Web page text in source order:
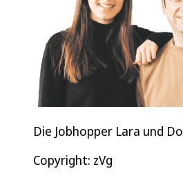
Die Jobhopper Lara und
Copyright: zVg